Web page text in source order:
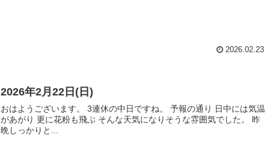
2026.02.23
2026年2月22日(日)
おはようございます。 3連休の中日ですね。 予報の通り 日中には気温
があがり 更に花粉も飛ぶ そんな天気になりそうな雰囲気でした。 昨
晩しっかりと...